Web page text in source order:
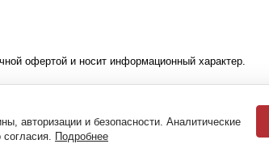
офертой и носит информационный характер.
Société des Produits Nestlé S.A.
coffee.ru и компанией ООО "Кофе-Брейк".
авторизации и безопасности. Аналитические
Подробнее